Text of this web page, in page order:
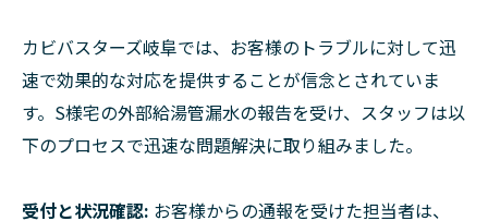
カビバスターズ岐阜では、お客様のトラブルに対して迅
速で効果的な対応を提供することが信念とされていま
す。S様宅の外部給湯管漏水の報告を受け、スタッフは以
下のプロセスで迅速な問題解決に取り組みました。
受付と状況確認: お客様からの通報を受けた担当者は、